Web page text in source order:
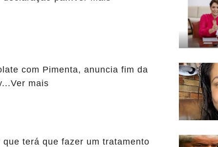
com Pimenta, anuncia fim da
mais
terá que fazer um tratamento